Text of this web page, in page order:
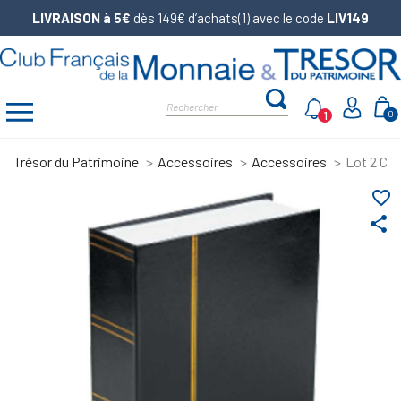
LIVRAISON à 5€ dès 149€ d’achats(1) avec le code LIV149
0
1
Trésor du Patrimoine Accessoires Accessoires Lot 2
share
favorite_border